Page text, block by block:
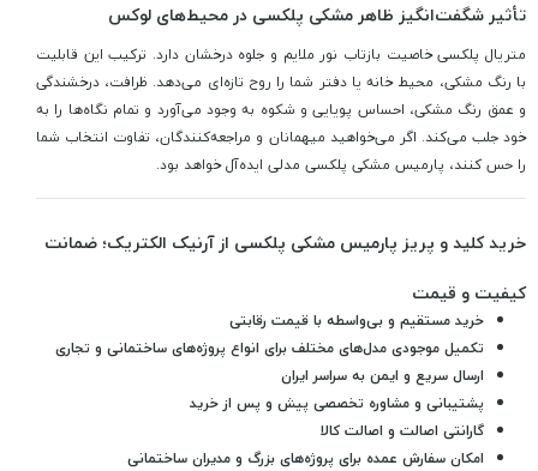
تأثیر شگفت‌انگیز ظاهر مشکی پلکسی در محیط‌های لوکس
متریال پلکسی خاصیت بازتاب نور ملایم و جلوه درخشان دارد. ترکیب این قابلیت
با رنگ مشکی، محیط خانه یا دفتر شما را روح تازه‌ای می‌دهد. ظرافت، درخشندگی
و عمق رنگ مشکی، احساس پویایی و شکوه به وجود می‌آورد و تمام نگاه‌ها را به
خود جلب می‌کند. اگر می‌خواهید میهمانان و مراجعه‌کنندگان، تفاوت انتخاب شما
را حس کنند، پارمیس مشکی پلکسی مدلی ایده‌آل خواهد بود.
خرید کلید و پریز پارمیس مشکی پلکسی از آرنیک الکتریک؛ ضمانت
کیفیت و قیمت
خرید مستقیم و بی‌واسطه با قیمت رقابتی
تکمیل موجودی مدل‌های مختلف برای انواع پروژه‌های ساختمانی و تجاری
ارسال سریع و ایمن به سراسر ایران
پشتیبانی و مشاوره تخصصی پیش و پس از خرید
گارانتی اصالت و اصالت کالا
امکان سفارش عمده برای پروژه‌های بزرگ و مدیران ساختمانی